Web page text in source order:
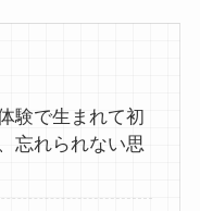
験で生まれて初
忘れられない思